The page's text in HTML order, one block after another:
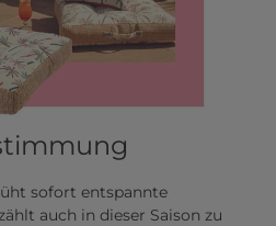
sofort entspannte
auch in dieser Saison zu